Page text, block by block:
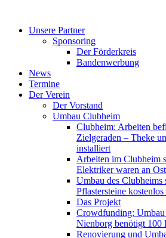
springenUnsere Partner
Sponsoring
Der Förderkreis
Bandenwerbung
News
Termine
Der Verein
Der Vorstand
Umbau Clubheim
Clubheim: Arbeiten
Zielgeraden – Theke
installiert
Arbeiten im Clubheim
Elektriker waren an
Umbau des Clubheims
Pflastersteine kostenlos
Das Projekt
Crowdfunding:
Nienborg benötigt 100
Renovierung und